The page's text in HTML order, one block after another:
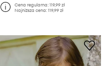
Cena regularna:119,99 zł
Najniższa cena:119,99 zł